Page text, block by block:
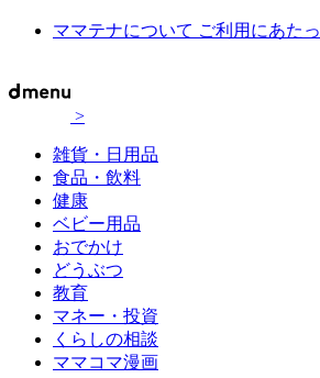
ママテナについて ご利用にあた
>
雑貨・日用品
食品・飲料
健康
ベビー用品
おでかけ
どうぶつ
教育
マネー・投資
くらしの相談
ママコマ漫画